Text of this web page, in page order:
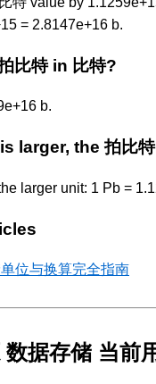
= 2.8147e+16 b.
比特 in 比特?
b.
larger, the 拍比
larger unit: 1 Pb =
位与换算完全指南
数据存储 当前